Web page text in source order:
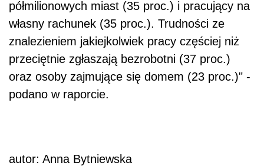
półmilionowych miast (35 proc.) i pracujący na
własny rachunek (35 proc.). Trudności ze
znalezieniem jakiejkolwiek pracy częściej niż
przeciętnie zgłaszają bezrobotni (37 proc.)
oraz osoby zajmujące się domem (23 proc.)" -
podano w raporcie.
autor: Anna Bytniewska